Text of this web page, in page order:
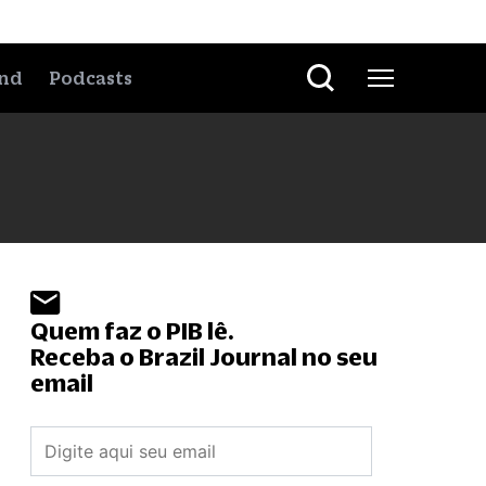
Podcasts
Quem faz o PIB lê.
Receba o Brazil Journal no seu
email